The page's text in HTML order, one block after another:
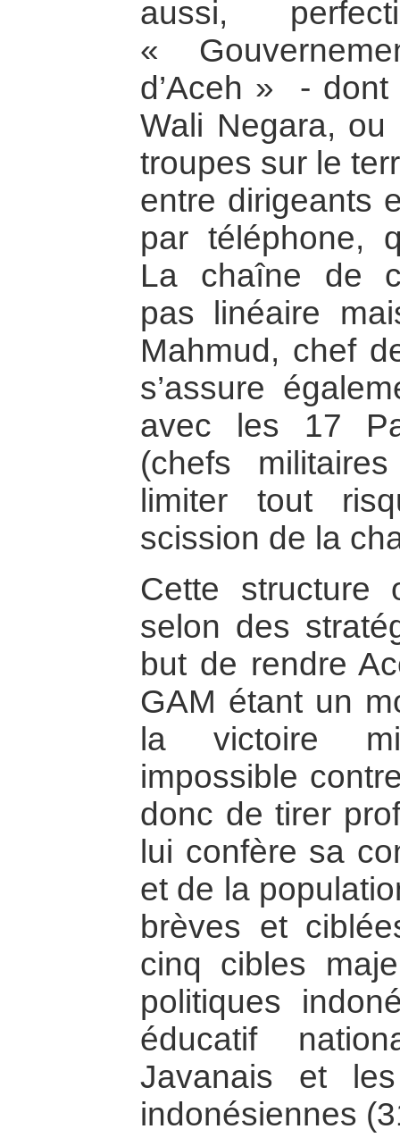
aussi,
«
d’Aceh » -
Wali Negara, ou
troupes sur le
entre dirigeants
par téléphone,
La chaîne de
pas linéaire
Mahmud, chef
s’assure
avec les 17
(chefs
limiter tout
scission de la
Cette structure
selon des
but de rendre
GAM étant un
la victoire
impossible
donc de tirer
lui confère sa
et de la
brèves et
cinq cibles
politiques
éducatif
Javanais et
indonésiennes